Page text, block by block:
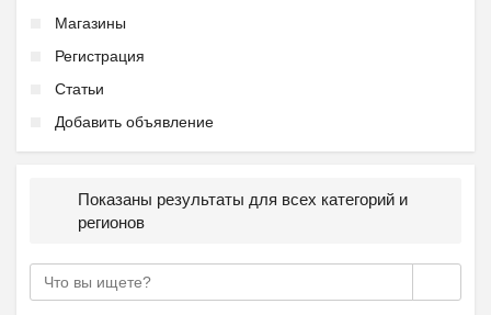
Магазины
Регистрация
Статьи
Добавить объявление
Показаны результаты для всех категорий и
регионов